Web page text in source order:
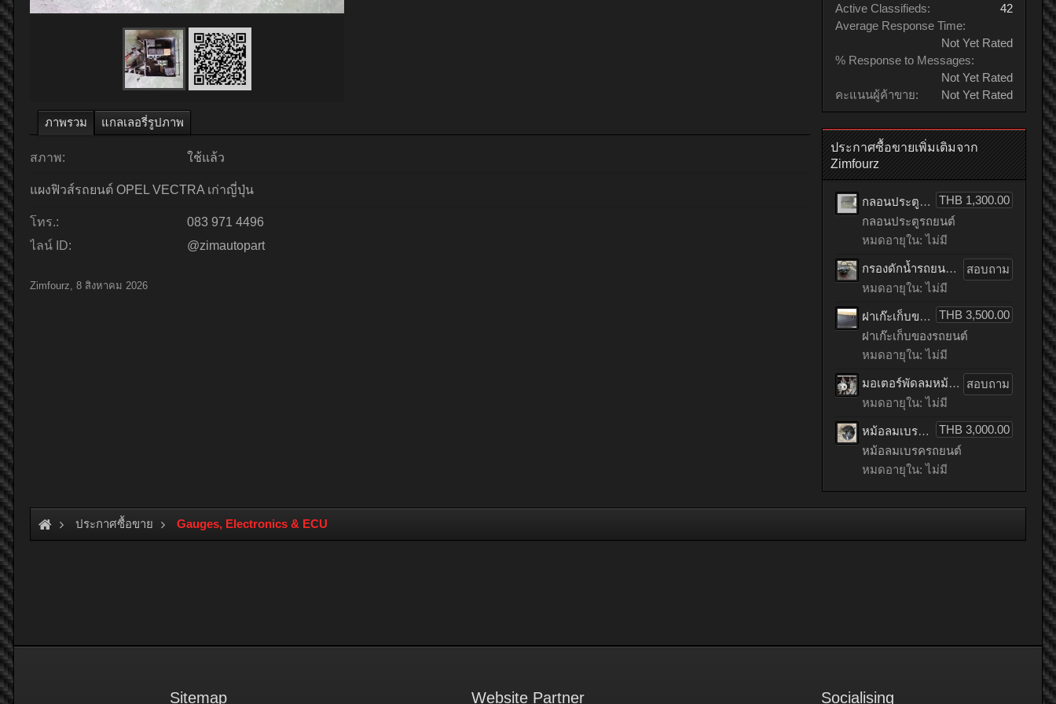
ภาพรวม แกลเลอรี่รูปภาพ
สภาพ: ใช้แล้ว
แผงฟิวส์รถยนต์ OPEL VECTRA เก่าญี่ปุ่น
โทร.:
083 971 4496
ไลน์ ID:
@zimautopart
Zimfourz, 8 สิงหาคม 2026
Active Classifieds:
42
Average Response Time:
Not Yet Rated
% Response to Messages:
Not Yet Rated
คะแนนผู้ค้าขาย:
Not Yet Rated
ประกาศซื้อขายเพิ่มเติมจาก
Zimfourz
THB 1,300.00
กลอนประตูรถยนต์ HONDA accord เก่าญี่ปุ่น
กลอนประตูรถยนต์
หมดอายุใน: ไม่มี
สอบถาม
กรองดักน้ำรถยนต์ toyota TIGER เก่าญี่ปุ่น
หมดอายุใน: ไม่มี
THB 3,500.00
ฝาเก๊ะเก็บของรถยนต์ benz C200 CGI เก่าญี่ปุ่น
ฝาเก๊ะเก็บของรถยนต์
หมดอายุใน: ไม่มี
สอบถาม
มอเตอร์พัดลมหม้อน้ำรถยนต์ HONDA ACCORD เก่าญี่ปุ่น
หมดอายุใน: ไม่มี
THB 3,000.00
หม้อลมเบรครถยนต์ mitsubishi LANCER EX เก่าญี่ปุ่น
หม้อลมเบรครถยนต์
หมดอายุใน: ไม่มี
ประกาศซื้อขาย Gauges, Electronics & ECU
Sitemap Website Partner Socialising